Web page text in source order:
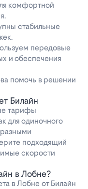
комфортной
стабильные
передовые
и обеспечения
помочь в решении
Билайн
тарифы
для одиночного
разными
подходящий
скорости
в Лобне?
в Лобне от Билайн